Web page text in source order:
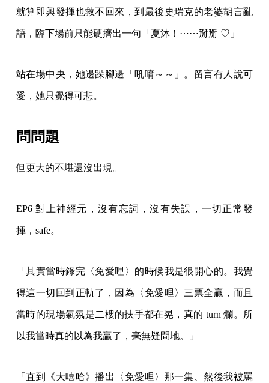
就算即興發揮也救不回來，到最後史瑞克的老婆胡言亂
語，臨下場前只能硬擠出一句「夏沐！⋯⋯掰掰 ♡」
站在場中央，她邊跺腳邊「吼唷～～」。留言有人說可
愛，她只覺得可悲。
問問題
但更大的不堪還沒出現。
EP6 對上神經元，沒有忘詞，沒有失誤，一切正常發
揮，safe。
「其實當時錄完〈免愛哩〉的時候我是很開心的。我覺
得這一切回到正軌了，因為〈免愛哩〉三票全贏，而且
當時的現場氣氛是二樓的扶手都在晃，真的 turn 爛。所
以我當時真的以為我贏了，毫無疑問地。」
「直到《大嘻哈》播出〈免愛哩〉那一集、然後我被罵